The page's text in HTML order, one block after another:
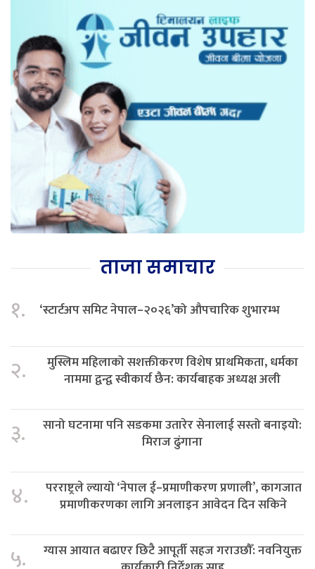
ताजा समाचार
१. ‘स्टार्टअप समिट नेपाल–२०२६’को औपचारिक शुभारम्भ
२.
मुस्लिम महिलाको सशक्तीकरण विशेष प्राथमिकता, धर्मका
नाममा द्वन्द्व स्वीकार्य छैन: कार्यबाहक अध्यक्ष अली
३.
सानो घटनामा पनि सडकमा उतारेर सेनालाई सस्तो बनाइयो:
मिराज ढुंगाना
४.
परराष्ट्रले ल्यायो ‘नेपाल ई–प्रमाणीकरण प्रणाली’, कागजात
प्रमाणीकरणका लागि अनलाइन आवेदन दिन सकिने
५.
ग्यास आयात बढाएर छिटै आपूर्ती सहज गराउछौँ: नवनियुक्त